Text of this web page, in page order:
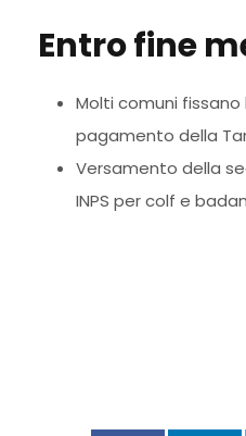
Entro fine
Molti comuni
pagamento della
Versamento della
INPS per colf e